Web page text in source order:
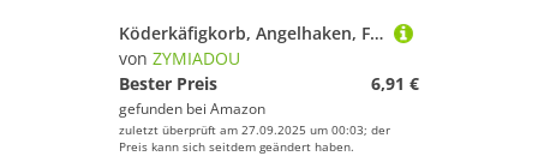
Köderkäfigkorb, Angelhaken, Feederschnur, Set, Anti-Wicklungs-Köder, Käfig-Schwimmerschnur mit 4 und Schwimmer empfindlich
von ZYMIADOU
Bester Preis
6,91 €
gefunden bei Amazon
zuletzt überprüft am 27.09.2025 um 00:03; der
Preis kann sich seitdem geändert haben.